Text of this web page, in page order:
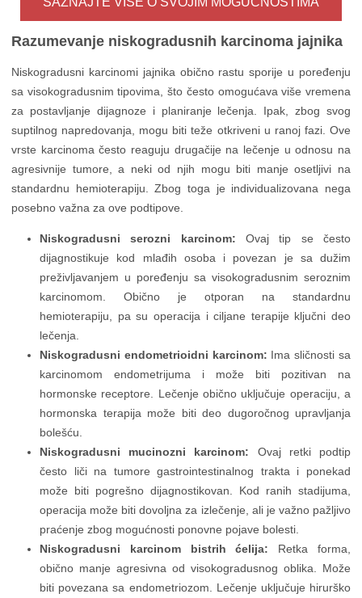
Razumevanje niskogradusnih karcinoma jajnika
Niskogradusni karcinomi jajnika obično rastu sporije u poređenju
sa visokogradusnim tipovima, što često omogućava više vremena
za postavljanje dijagnoze i planiranje lečenja. Ipak, zbog svog
suptilnog napredovanja, mogu biti teže otkriveni u ranoj fazi. Ove
vrste karcinoma često reaguju drugačije na lečenje u odnosu na
agresivnije tumore, a neki od njih mogu biti manje osetljivi na
standardnu hemioterapiju. Zbog toga je individualizovana nega
posebno važna za ove podtipove.
Niskogradusni serozni karcinom: Ovaj tip se često
dijagnostikuje kod mlađih osoba i povezan je sa dužim
preživljavanjem u poređenju sa visokogradusnim seroznim
karcinomom. Obično je otporan na standardnu
hemioterapiju, pa su operacija i ciljane terapije ključni deo
lečenja.
Niskogradusni endometrioidni karcinom: Ima sličnosti sa
karcinomom endometrijuma i može biti pozitivan na
hormonske receptore. Lečenje obično uključuje operaciju, a
hormonska terapija može biti deo dugoročnog upravljanja
bolešću.
Niskogradusni mucinozni karcinom: Ovaj retki podtip
često liči na tumore gastrointestinalnog trakta i ponekad
može biti pogrešno dijagnostikovan. Kod ranih stadijuma,
operacija može biti dovoljna za izlečenje, ali je važno pažljivo
praćenje zbog mogućnosti ponovne pojave bolesti.
Niskogradusni karcinom bistrih ćelija: Retka forma,
obično manje agresivna od visokogradusnog oblika. Može
biti povezana sa endometriozom. Lečenje uključuje hirurško